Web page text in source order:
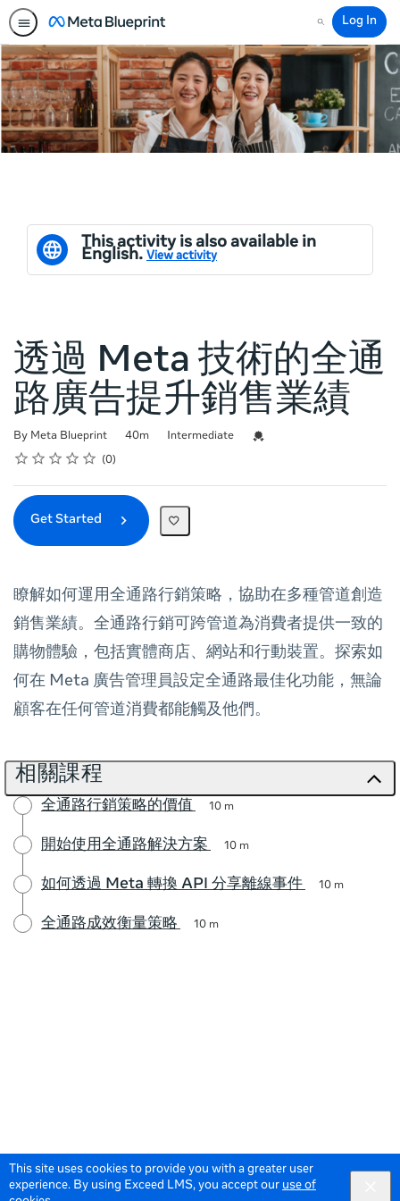
This site uses cookies to provide you with a greater user
experience. By using Exceed LMS, you accept our use of
Search
Log In
This activity is also available in
English. View activity
透過 Meta 技術的全通
路廣告提升銷售業績
By Meta Blueprint
Duration 40m
Difficulty Intermediate
Credential For Completion
Rating
1 star
2 stars
3 stars
4 stars
5 stars
Average rating: 0 0
No reviews
Get Started
瞭解如何運用全通路行銷策略，協助在多種管道創造
銷售業績。全通路行銷可跨管道為消費者提供一致的
購物體驗，包括實體商店、網站和行動裝置。探索如
何在 Meta 廣告管理員設定全通路最佳化功能，無論
顧客在任何管道消費都能觸及他們。
相關課程
全通路行銷策略的價值 10 m
開始使用全通路解決方案 10 m
如何透過 Meta 轉換 API 分享離線事件 10 m
全通路成效衡量策略 10 m